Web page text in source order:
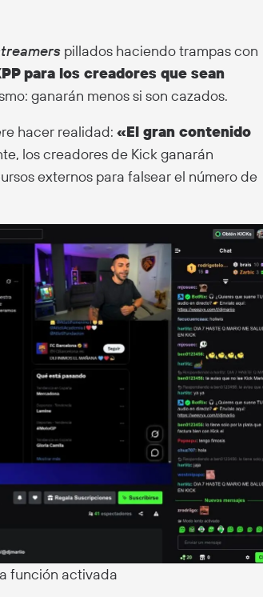
pillados haciendo trampas con
para los creadores que sean
ganarán menos si son cazados.
hacer realidad: «El gran contenido
los creadores de Kick ganarán
externos para falsear el número de
función activada